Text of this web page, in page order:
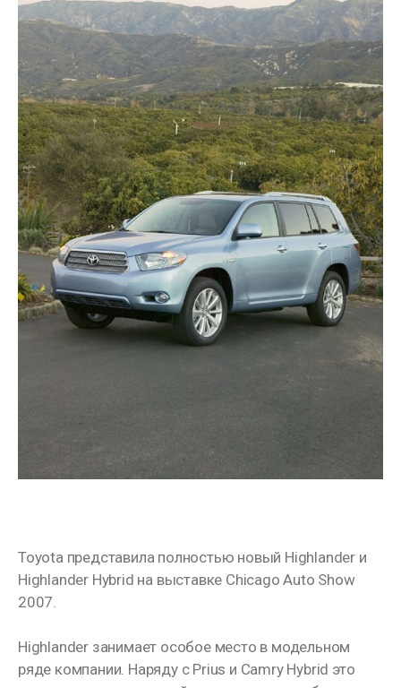
Toyota представила полностью новый Highlander и
Highlander Hybrid на выставке Chicago Auto Show
2007.
Highlander занимает особое место в модельном
ряде компании. Наряду с Prius и Camry Hybrid это